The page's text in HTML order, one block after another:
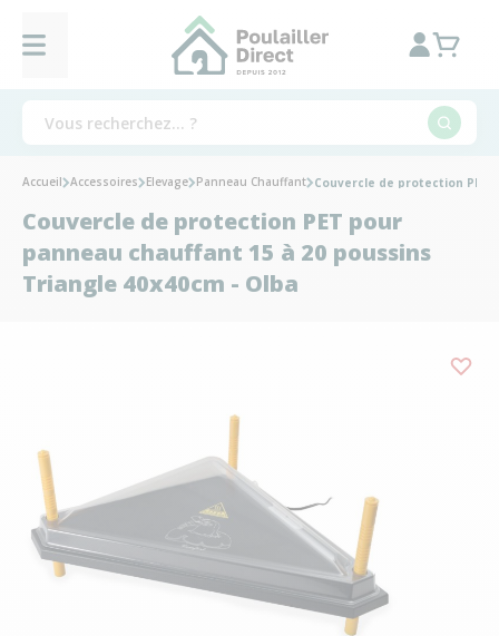
Accueil Accessoires Elevage Panneau Chauffant Couvercle de protection PET
Couvercle de protection PET pour
panneau chauffant 15 à 20 poussins
Triangle 40x40cm - Olba